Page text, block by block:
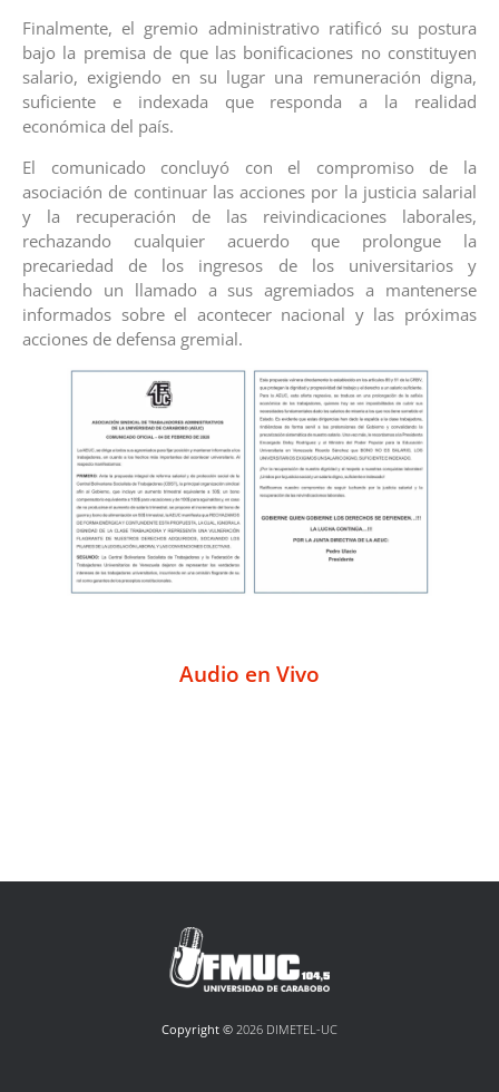
Finalmente, el gremio administrativo ratificó su postura
bajo la premisa de que las bonificaciones no constituyen
salario, exigiendo en su lugar una remuneración digna,
suficiente e indexada que responda a la realidad
económica del país.
El comunicado concluyó con el compromiso de la
asociación de continuar las acciones por la justicia salarial
y la recuperación de las reivindicaciones laborales,
rechazando cualquier acuerdo que prolongue la
precariedad de los ingresos de los universitarios y
haciendo un llamado a sus agremiados a mantenerse
informados sobre el acontecer nacional y las próximas
acciones de defensa gremial.
Audio en Vivo
Copyright © 2026 DIMETEL-UC